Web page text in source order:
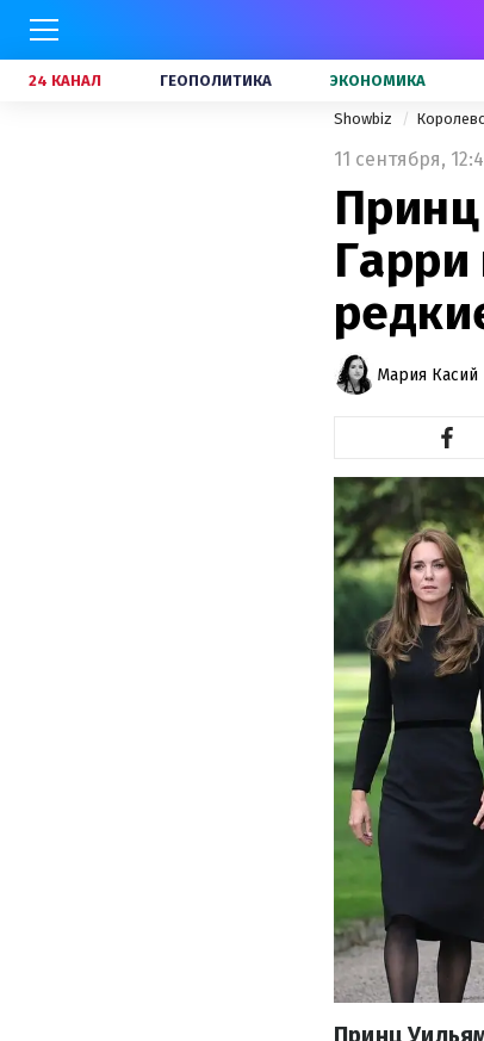
24 КАНАЛ ГЕОПОЛИТИКА ЭКОНОМИКА
Showbiz
11 сентября,
Мария Касий